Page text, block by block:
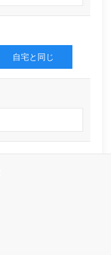
自宅と同じ